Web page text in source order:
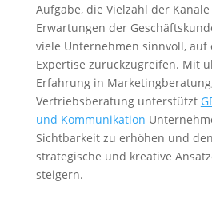
Aufgabe, die Vielzahl der
Erwartungen der
viele Unternehmen sinnvoll, auf
Expertise zurückzugreifen. Mit
Erfahrung in
Vertriebsberatung unterstützt
und Kommunikation
Sichtbarkeit zu erhöhen und
strategische und kreative
steigern.